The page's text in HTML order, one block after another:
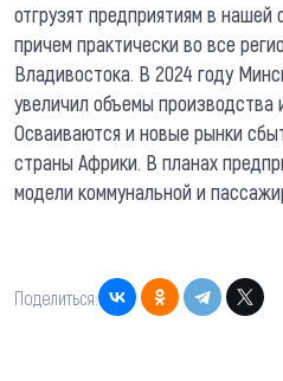
отгрузят предприятиям в
причем практически во все
Владивостока. В 2024 году
увеличил объемы производства
Осваиваются и новые рынки
страны Африки. В планах
модели коммунальной и
Поделиться: